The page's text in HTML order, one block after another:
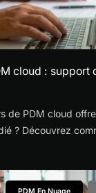
cloud : support
de PDM cloud
? Découvrez
PDM En Nuage